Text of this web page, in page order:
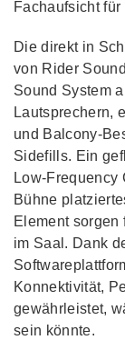
Fachaufsicht
Die direkt in
von Rider
Sound System
Lautsprechern,
und Balcony-
Sidefills. Ein
Low-Frequency
Bühne
Element
im Saal. Dank
Konnektivität,
gewährleistet,
sein könnte.